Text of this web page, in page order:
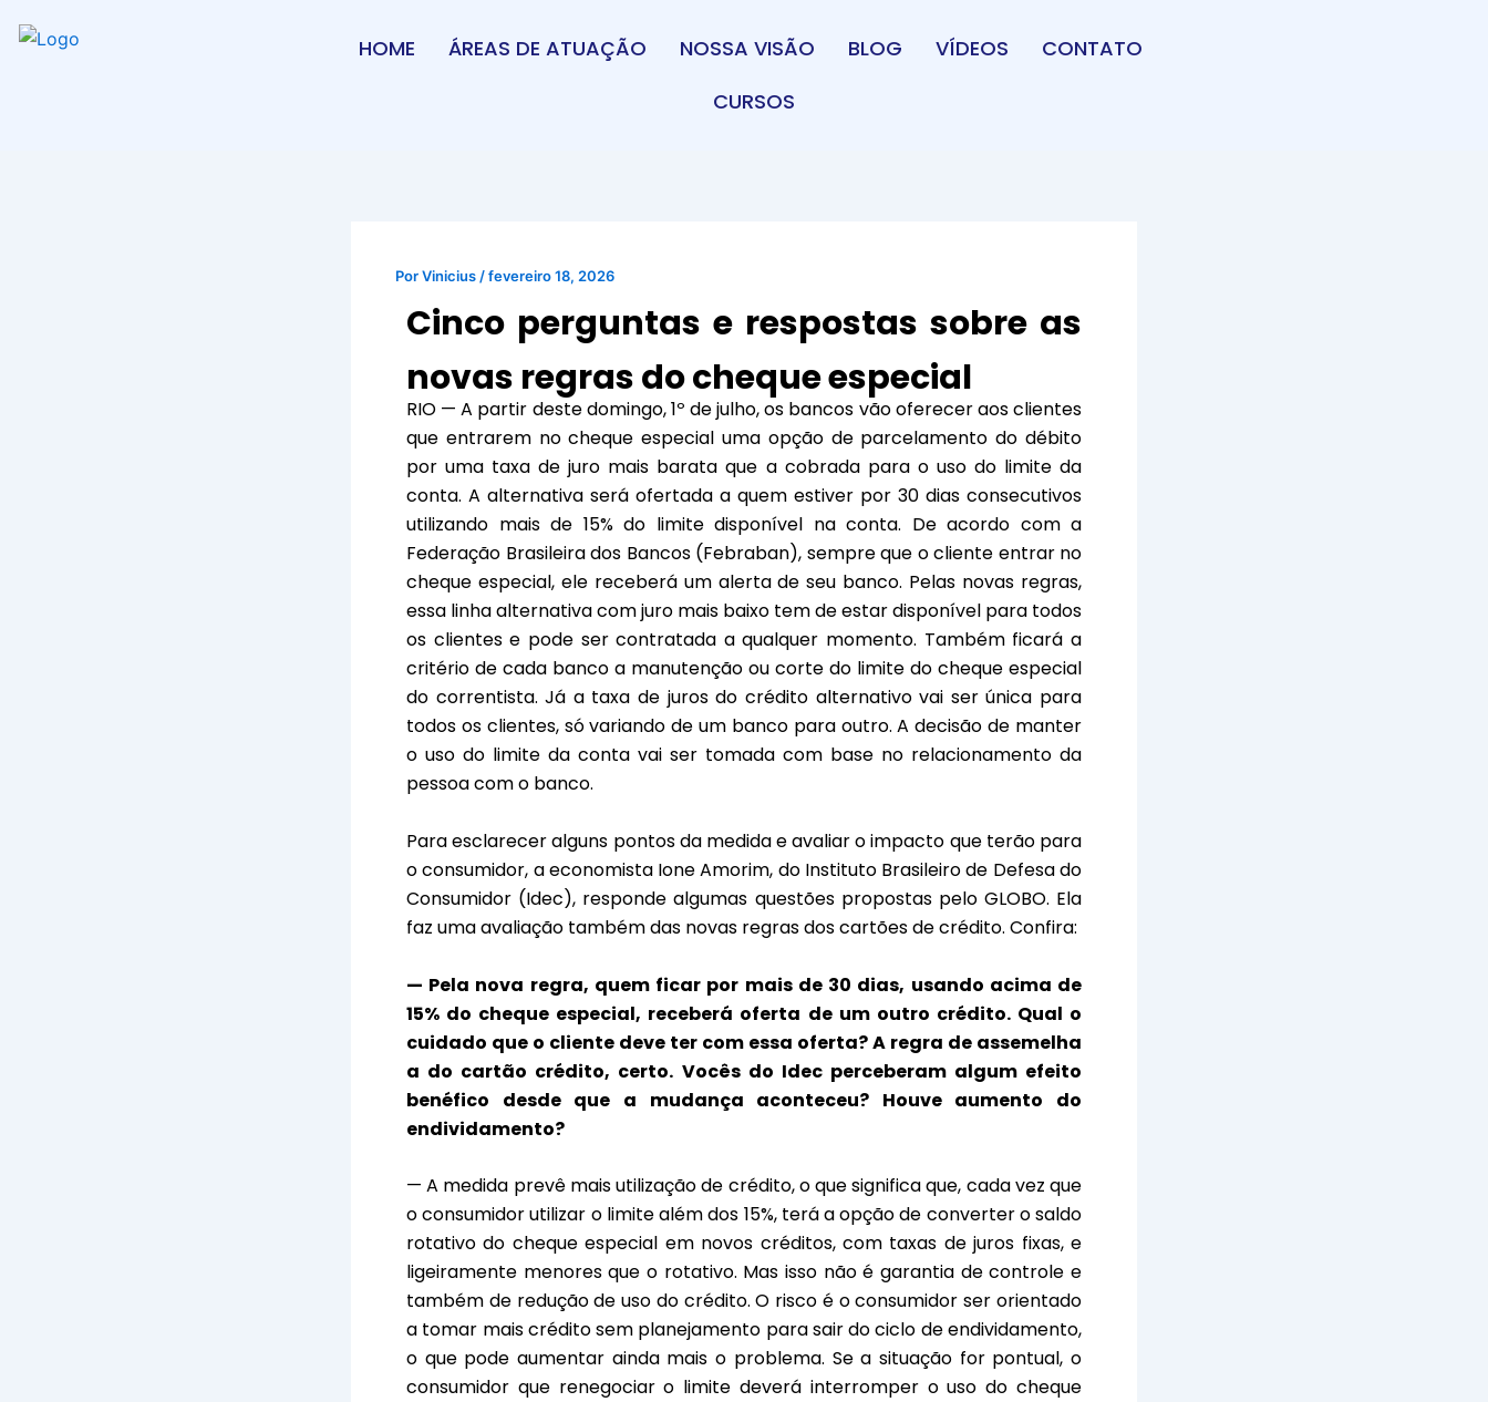
para
HOME ÁREAS DE ATUAÇÃO NOSSA VISÃO BLOG VÍDEOS
CONTATO
CURSOS
PorVinicius /fevereiro 18, 2026
Cinco perguntas e respostas sobre as
novas regras do cheque especial
RIO — A partir deste domingo, 1º de julho,os bancos vão oferecer aos clientes
que entrarem no cheque especial uma opção de parcelamento do débito
por uma taxa de juro mais barata que a cobrada para o uso do limite da
conta. A alternativa será ofertada a quem estiver por 30 dias consecutivos
utilizando mais de 15% do limite disponível na conta. De acordo com a
Federação Brasileira dos Bancos (Febraban), sempre que o cliente entrar no
cheque especial, ele receberá um alerta de seu banco. Pelas novas regras,
essa linha alternativa com juro mais baixo tem de estar disponível para todos
os clientes e pode ser contratada a qualquer momento. Também ficará a
critério de cada banco a manutenção ou corte do limite do cheque especial
do correntista. Já a taxa de juros do crédito alternativo vai ser única para
todos os clientes, só variando de um banco para outro. A decisão de manter
o uso do limite da conta vai ser tomada com base no relacionamento da
pessoa com o banco.
Para esclarecer alguns pontos da medida e avaliar o impacto que terão para
o consumidor, a economista Ione Amorim, do Instituto Brasileiro de Defesa do
Consumidor (Idec), responde algumas questões propostas pelo GLOBO. Ela
faz uma avaliação também das novas regras dos cartões de crédito. Confira:
— Pela nova regra, quem ficar por mais de 30 dias, usando acima de
15% do cheque especial, receberá oferta de um outro crédito. Qual o
cuidado que o cliente deve ter com essa oferta? A regra de assemelha
a do cartão crédito, certo. Vocês do Idec perceberam algum efeito
benéfico desde que a mudança aconteceu? Houve aumento do
endividamento?
— A medida prevê mais utilização de crédito, o que significa que, cada vez que
o consumidor utilizar o limite além dos 15%, terá a opção de converter o saldo
rotativo do cheque especial em novos créditos, com taxas de juros fixas, e
ligeiramente menores que o rotativo. Mas isso não é garantia de controle e
também de redução de uso do crédito. O risco é o consumidor ser orientado
a tomar mais crédito sem planejamento para sair do ciclo de endividamento,
o que pode aumentar ainda mais o problema. Se a situação for pontual, o
consumidor que renegociar o limite deverá interromper o uso do cheque